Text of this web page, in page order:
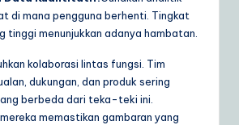
di mana pengguna berhenti. Tingkat
tinggi menunjukkan adanya hambatan.
kolaborasi lintas fungsi. Tim
dukungan, dan produk sering
berbeda dari teka-teki ini.
memastikan gambaran yang